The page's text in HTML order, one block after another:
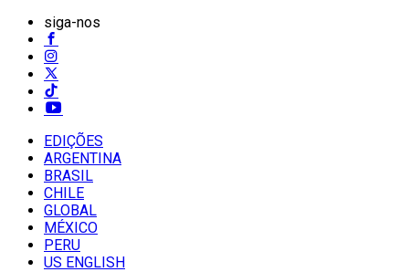
siga-nos
EDIÇÕES
ARGENTINA
BRASIL
CHILE
GLOBAL
MÉXICO
PERU
US ENGLISH